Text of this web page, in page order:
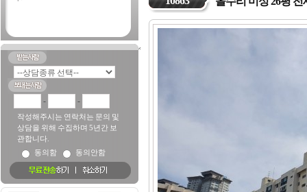
- -
작성해주시는 연락처는 문의 및
상담을 위해 수집하며 5년간 보
관합니다.
동의함
동의안함